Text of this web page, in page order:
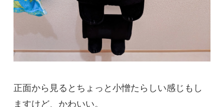
正面から見るとちょっと小憎たらしい感じもし
ますけど、かわいい。